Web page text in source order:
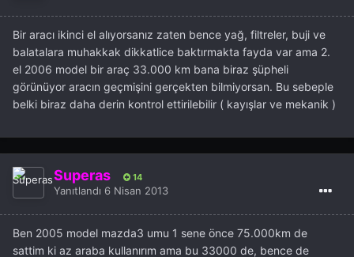
Bir aracı ikinci el alıyorsanız zaten bence yağ, filtreler, buji ve
balatalara muhakkak dikkatlice baktırmakta fayda var ama 2.
el 2006 model bir araç 33.000 km bana biraz şüpheli
görünüyor aracın geçmişini gerçekten bilmiyorsan. Bu sebeple
belki biraz daha derin kontrol ettirilebilir ( kayışlar ve mekanik )
Superas 14
Yanıtlandı 6 Nisan 2013
Ben 2005 model mazda3 umu 1 sene önce 75.000km de
sattim ki az araba kullanırım ama bu 33000 de, bence de